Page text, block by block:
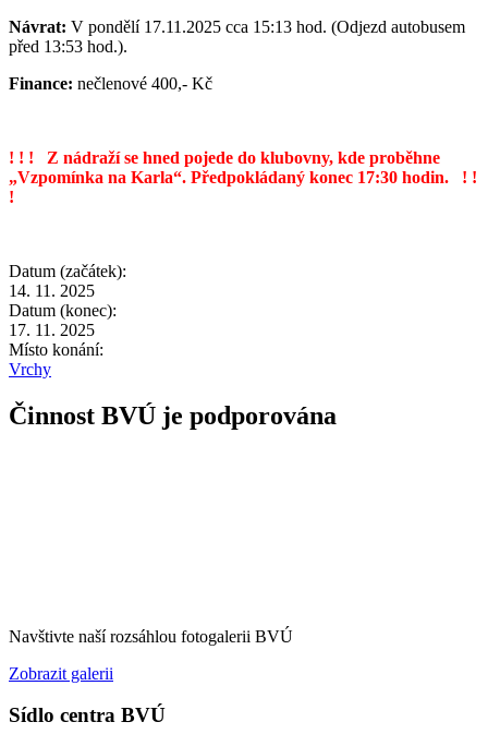
Návrat: V pondělí 17.11.2025 cca 15:13 hod. (Odjezd autobusem
před 13:53 hod.).
Finance: nečlenové 400,- Kč
! ! ! Z nádraží se hned pojede do klubovny, kde proběhne
„Vzpomínka na Karla“. Předpokládaný konec 17:30 hodin. ! !
!
Datum (začátek):
14. 11. 2025
Datum (konec):
17. 11. 2025
Místo konání:
Vrchy
Činnost BVÚ je podporována
Navštivte naší rozsáhlou fotogalerii BVÚ
Zobrazit galerii
Sídlo centra BVÚ